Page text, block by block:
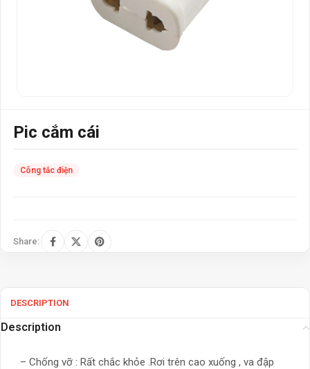
Pic cắm cái
Công tắc điện
Share:
DESCRIPTION
Description
– Chống vỡ : Rất chắc khỏe .Rơi trên cao xuống , va đập